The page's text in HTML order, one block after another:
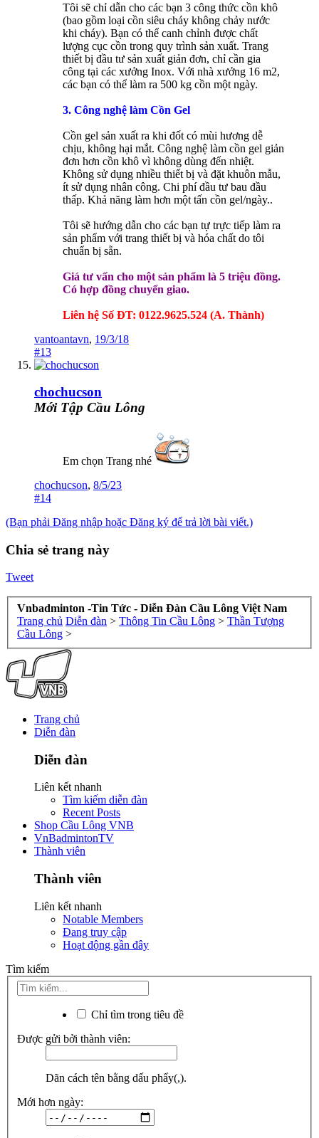
Tôi sẽ chỉ dẫn cho các bạn 3 công thức cồn khô
(bao gồm loại cồn siêu cháy không chảy nước
khi cháy). Bạn có thể canh chỉnh được chất
lượng cục cồn trong quy trình sản xuất. Trang
thiết bị đầu tư sản xuất giản đơn, chỉ cần gia
công tại các xưởng Inox. Với nhà xưởng 16 m2,
các bạn có thể làm ra 500 kg cồn một ngày.
3. Công nghệ làm Cồn Gel
Cồn gel sản xuất ra khi đốt có mùi hương dễ
chịu, không hại mắt. Công nghệ làm cồn gel giản
đơn hơn cồn khô vì không dùng đến nhiệt.
Không sử dụng nhiều thiết bị và đặt khuôn mẫu,
ít sử dụng nhân công. Chi phí đầu tư bau đầu
thấp. Khả năng làm hơn một tấn cồn gel/ngày..
Tôi sẽ hướng dẫn cho các bạn tự trực tiếp làm ra
sản phẩm với trang thiết bị và hóa chất do tôi
chuẩn bị sẵn.
Giá tư vấn cho một sản phẩm là 5 triệu đồng.
Có hợp đồng chuyển giao.
Liên hệ Số ĐT: 0122.9625.524 (A. Thành)
vantoantavn, 19/3/18
#13
chochucson
Mới Tập Cầu Lông
Em chọn Trang nhé
chochucson, 8/5/23
#14
(Bạn phải Đăng nhập hoặc Đăng ký để trả lời bài viết.)
Chia sẻ trang này
Tweet
Vnbadminton -Tin Tức - Diễn Đàn Cầu Lông Việt Nam
Trang chủ Diễn đàn > Thông Tin Cầu Lông > Thần Tượng
Cầu Lông >
Trang chủ
Diễn đàn
Diễn đàn
Liên kết nhanh
Tìm kiếm diễn đàn
Recent Posts
Shop Cầu Lông VNB
VnBadmintonTV
Thành viên
Thành viên
Liên kết nhanh
Notable Members
Đang truy cập
Hoạt động gần đây
Tìm kiếm
Chỉ tìm trong tiêu đề
Được gửi bởi thành viên:
Dãn cách tên bằng dấu phẩy(,).
Mới hơn ngày: